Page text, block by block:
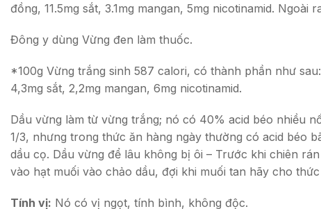
đồng, 11.5mg sắt, 3.1mg mangan, 5mg nicotinamid.
Đông y dùng Vừng đen làm thuốc.
*100g Vừng trắng sinh 587 calori, có thành phần như
4,3mg sắt, 2,2mg mangan, 6mg nicotinamid.
Dầu vừng làm từ vừng trắng; nó có 40% acid béo nhiều
1/3, nhưng trong thức ăn hàng ngày thường có acid béo
dầu cọ. Dầu vừng để lâu không bị ôi – Trước khi chiên
vào hạt muối vào chảo dầu, đợi khi muối tan hãy cho
Tính vị: Nó có vị ngọt, tính bình, không độc.